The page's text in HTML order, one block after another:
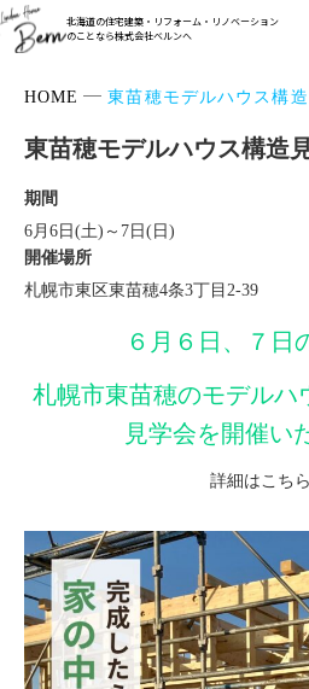
北海道の住宅建築・リフォーム・リノベーション
のことなら株式会社ベルンへ
HOME 東苗穂モデルハウス構
東苗穂モデルハウス構造
期間
6月6日(土)～7日(日)
開催場所
札幌市東区東苗穂4条3丁目2-39
６月６日、７日
札幌市東苗穂のモデルハ
見学会を開催い
詳細はこちら